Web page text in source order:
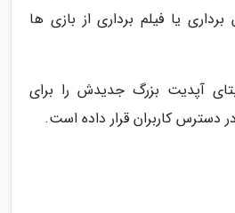
یا فیلم برداری از بازی ها
آپدیت بزرگ جدیدش را برای